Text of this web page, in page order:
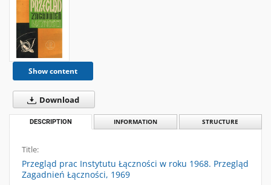
Show content
Download
DESCRIPTION INFORMATION STRUCTURE
Title:
Przegląd prac Instytutu Łączności w roku 1968. Przegląd
Zagadnień Łączności, 1969